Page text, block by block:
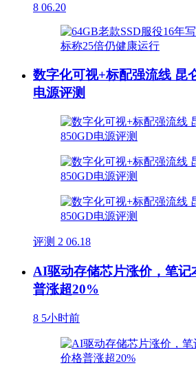
8 06.20
数字化可视+标配强流线 昆
电源评测
评测 2 06.18
AI驱动存储芯片涨价，笔记
普涨超20%
8 5小时前